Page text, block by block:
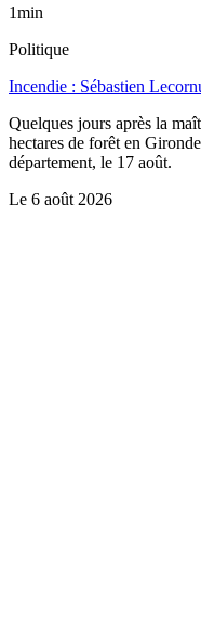
1min
Politique
Incendie : Sébastien
Quelques jours après la
hectares de forêt en
département, le 17 août.
Le 6 août 2026